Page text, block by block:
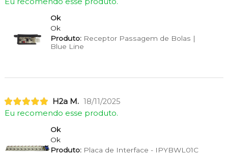
Ok
Ok
Produto:Receptor Passagem de Bolas |
Blue Line
H2a M. 18/11/2025
Eu recomendo esse produto.
Ok
Ok
Produto:Placa de Interface - IPYBWL01C